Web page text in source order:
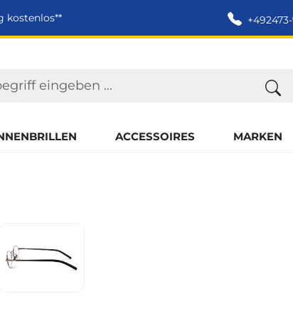
kostenlos** +492473-
ACCESSOIRES MARKEN